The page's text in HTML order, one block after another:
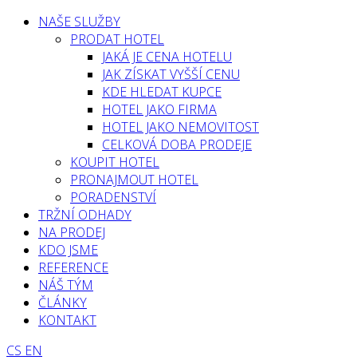
NAŠE SLUŽBY
PRODAT HOTEL
JAKÁ JE CENA HOTELU
JAK ZÍSKAT VYŠŠÍ CENU
KDE HLEDAT KUPCE
HOTEL JAKO FIRMA
HOTEL JAKO NEMOVITOST
CELKOVÁ DOBA PRODEJE
KOUPIT HOTEL
PRONAJMOUT HOTEL
PORADENSTVÍ
TRŽNÍ ODHADY
NA PRODEJ
KDO JSME
REFERENCE
NÁŠ TÝM
ČLÁNKY
KONTAKT
CS EN